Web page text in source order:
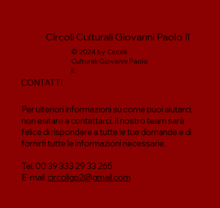
Circoli Culturali Giovanni Paolo II
© 2024 by Circoli
Culturali Giovanni Paolo
II.
Per ulteriori informazioni su come puoi aiutarci,
non esitare a contattarci. Il nostro team sarà
felice di rispondere a tutte le tue domande e di
fornirti tutte le informazioni necessarie.
Tel. 00 39 333 29 33 265
E-mail.circoligp2@gmail.com
CONTATTI